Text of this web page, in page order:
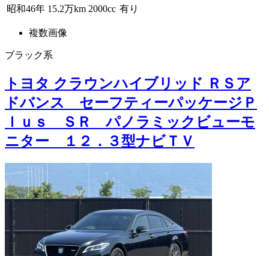
昭和46年 15.2万km 2000cc 有り
複数画像
ブラック系
トヨタ クラウンハイブリッド ＲＳア
ドバンス セーフティーパッケージＰ
ｌｕｓ ＳＲ パノラミックビューモ
ニター １２．３型ナビＴＶ